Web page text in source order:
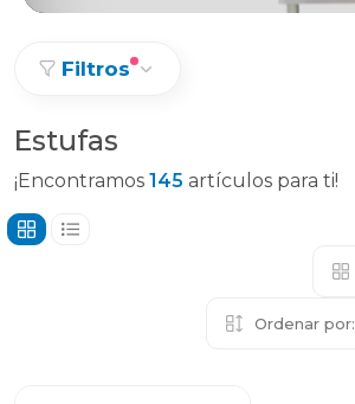
Filtros
Estufas
¡Encontramos 145 artículos para ti!
Ordenar por: